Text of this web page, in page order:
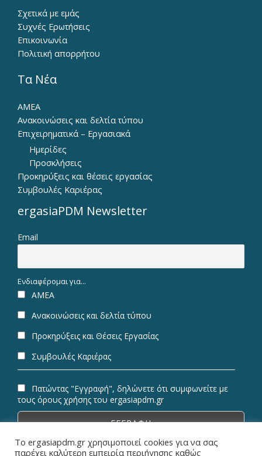
Σχετικά με εμάς
Συχνές Ερωτήσεις
Επικοινωνία
Πολιτική απορρήτου
Τα Νέα
ΑΜΕΑ
Ανακοινώσεις και δελτία τύπου
Επιχειρηματικά – Εργασιακά
Ημερίδες
Προσκλήσεις
Προκηρύξεις και θέσεις εργασίας
Συμβουλές Καριέρας
ergasiaPDM Newsletter
Email
Ενδιαφέρομαι για...
ΑΜΕΑ
Ανακοινώσεις και δελτία τύπου
Προκηρύξεις και Θέσεις Εργασίας
Συμβουλές Καριέρας
Πατώντας "Εγγραφή", δηλώνετε ότι συμφωνείτε με
τους όρους χρήσης του ergasiapdm.gr
Το ergasiapdm.gr χρησιμοποιεί cookies για να σας
παρέχει καλύτερη εμπειρία περιήγησης καθώς